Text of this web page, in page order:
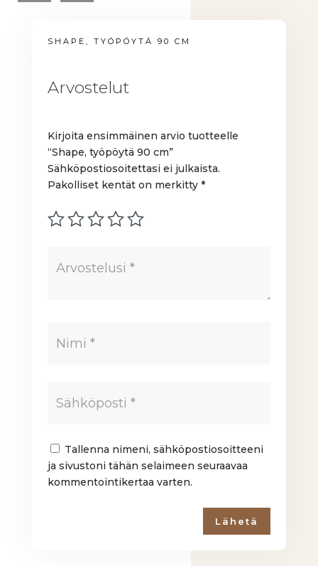
SHAPE, TYÖPÖYTÄ 90 CM
Arvostelut
Kirjoita ensimmäinen arvio tuotteelle
“Shape, työpöytä 90 cm”
Sähköpostiosoitettasi ei julkaista.
Pakolliset kentät on merkitty*
Tallenna nimeni, sähköpostiosoitteeni
ja sivustoni tähän selaimeen seuraavaa
kommentointikertaa varten.
Lähetä